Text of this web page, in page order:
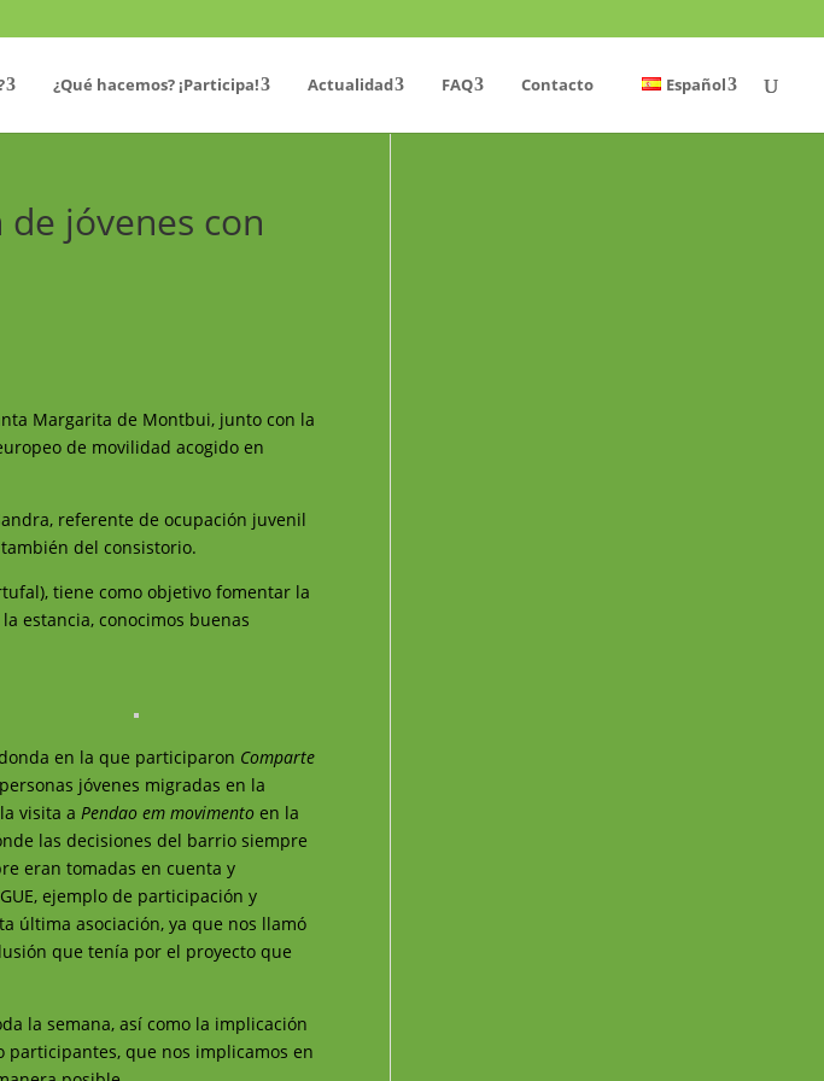
¿Qué hacemos? ¡Participa! Actualidad FAQ Contacto Español
jóvenes con
Margarita de Montbui, junto con la
de movilidad acogido en
referente de ocupación juvenil
del consistorio.
tiene como objetivo fomentar la
estancia, conocimos buenas
en la que participaron Comparte
jóvenes migradas en la
visita aPendao em movimentoen la
las decisiones del barrio siempre
eran tomadas en cuenta y
ejemplo de participación y
última asociación, ya que nos llamó
que tenía por el proyecto que
la semana, así como la implicación
que nos implicamos en